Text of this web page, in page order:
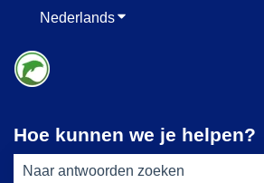
NederlandsSubmenu tonen voor
Hoe kunnen we je helpen?